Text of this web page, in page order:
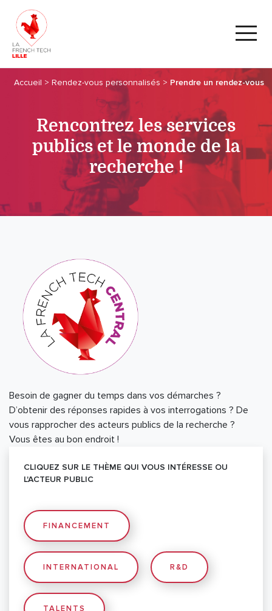
Accueil > Rendez-vous personnalisés > Prendre un rendez-vous
Rencontrez les services
publics et le monde de la
recherche !
Besoin de gagner du temps dans vos démarches ?
D’obtenir des réponses rapides à vos interrogations ? De
vous rapprocher des acteurs publics de la recherche ?
Vous êtes au bon endroit !
CLIQUEZ SUR LE THÈME QUI VOUS INTÉRESSE OU
L'ACTEUR PUBLIC
FINANCEMENT
INTERNATIONAL R&D
TALENTS